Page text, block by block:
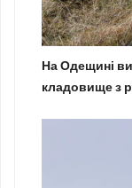
На Одещині
кладовище з